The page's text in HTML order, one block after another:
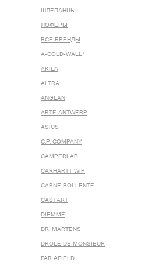
ШЛЕПАНЦЫ
ЛОФЕРЫ
ВСЕ БРЕНДЫ
A-COLD-WALL*
AKILA
ALTRA
ANGLAN
ARTE ANTWERP
ASICS
C.P. COMPANY
CAMPERLAB
CARHARTT WIP
CARNE BOLLENTE
CASTART
DIEMME
DR. MARTENS
DROLE DE MONSIEUR
FAR AFIELD